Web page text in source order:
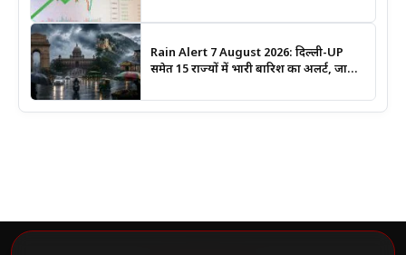
Rain Alert 7 August 2026: दिल्ली-UP
समेत 15 राज्यों में भारी बारिश का अलर्ट, जानिए